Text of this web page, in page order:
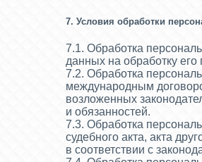
7. Условия обработки
7.1. Обработка
данных на обработку
7.2. Обработка
международным
возложенных
и обязанностей.
7.3. Обработка
судебного акта, акта
в соответствии с